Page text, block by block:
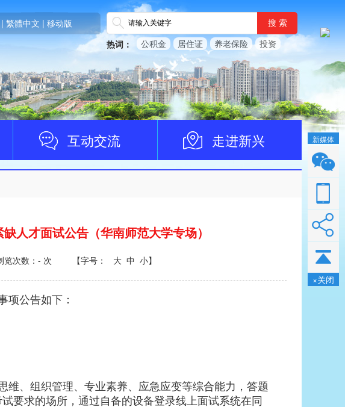
| 繁體中文 | 移动版 搜 索
热词： 公积金 居住证 养老保险 投资
互动交流 走进新兴
人才面试公告（华南师范大学专场）
览次数： - 次 【字号： 大 中 小】
项公告如下：
维、组织管理、专业素养、应急应变等综合能力，答题
要求的场所，通过自备的设备登录线上面试系统在同
新媒体
×关闭